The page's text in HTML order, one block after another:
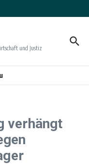
und Justiz
verhängt